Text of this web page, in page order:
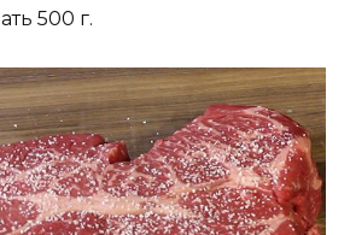
500 г.